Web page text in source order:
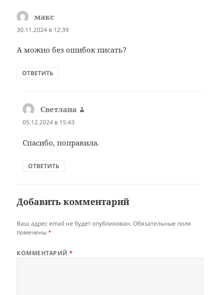
макс
30.11.2024 в 12:39
А можно без ошибок писать?
ОТВЕТИТЬ
Светлана
05.12.2024 в 15:43
Спасибо, поправила.
ОТВЕТИТЬ
Добавить комментарий
Ваш адрес email не будет опубликован. Обязательные поля
помечены*
КОММЕНТАРИЙ*